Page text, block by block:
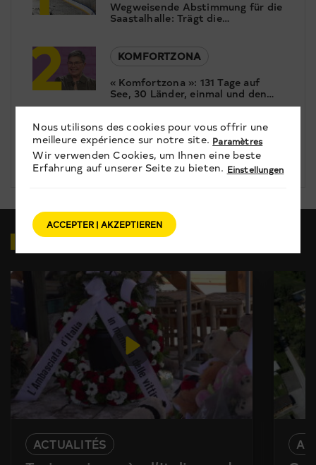
Wegweisende Abstimmung für die
Saastalhalle: Trägt die
Bevölkerung das Rettungskonzept
2
KOMFORTZONA
« Komfortzona »: 131 Tage auf
See, 30 Länder, einmal und den
Globus. Christine Gertschen ist
Wieso aber diese Reise?
3
NACHRICHTEN
TAGESINFO vom 23.07.2026
VIDEOSZUM THEMA
ACTUALITÉS
Nous utilisons des cookies pour vous offrir une
meilleure expérience sur notre site. Paramètres
Wir verwenden Cookies, um Ihnen eine beste
Erfahrung auf unserer Seite zu bieten. Einstellungen
ACCEPTER | AKZEPTIEREN